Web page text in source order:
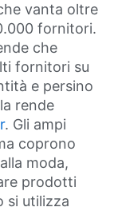
vanta oltre
fornitori.
che
fornitori su
e persino
rende
. Gli ampi
coprono
moda,
prodotti
si utilizza